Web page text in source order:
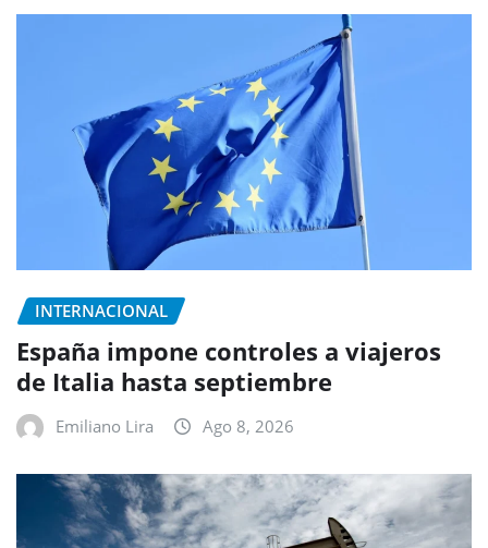
INTERNACIONAL
España impone controles a viajeros
de Italia hasta septiembre
Emiliano Lira Ago 8, 2026